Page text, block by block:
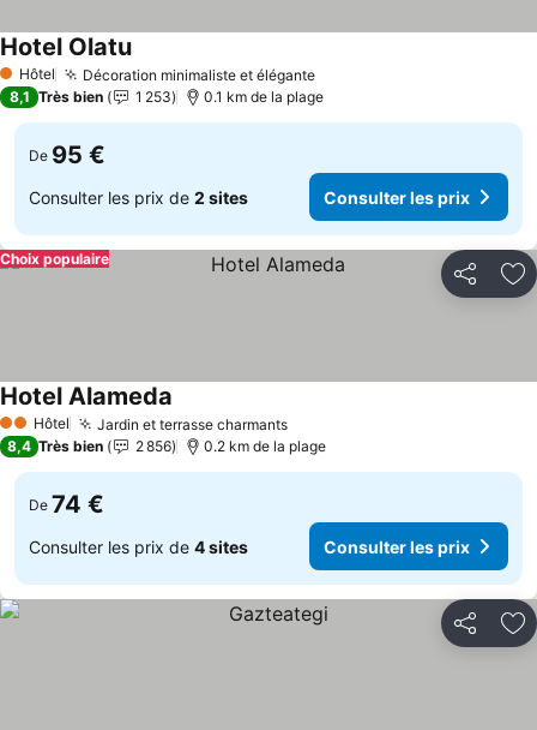
1 Étoiles
Hôtel Décoration minimaliste et éléganteConsulter les prix
Hotel OlatuConsulter les prix
8,1 Très bien 1 253 0.1 km de la plage
De 95 €
Consulter les prix de 2 sites Consulter les prix
Partager
Choix populaire
2 Étoiles
Hôtel Jardin et terrasse charmantsConsulter les prix
Hotel Alameda
8,4 Très bien 2 856 0.2 km de la plage
De 74 €
Consulter les prix de 4 sites Consulter les prix
Partager